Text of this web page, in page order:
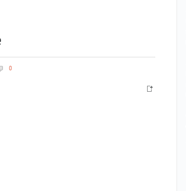
0